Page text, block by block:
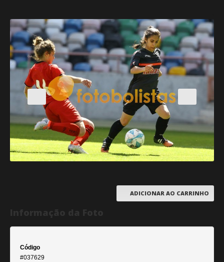
ADICIONAR AO CARRINHO
Código
#037629